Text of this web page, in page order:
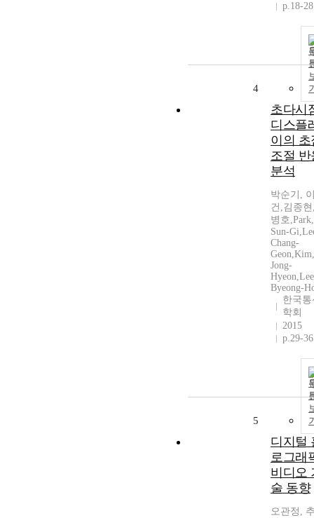
p.18-28
4
초다시
디스플
이의 초
조절 반
분석
박순기,
건,김종
병호,Park,
Sun-
Chang-
Geon,Kim,
Jong-
Byeong-
한국통
학회
2015
p.29-36
5
디지털
로그래
비디오
술 동향
오관정,